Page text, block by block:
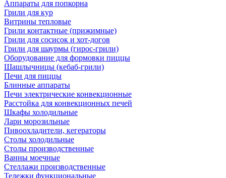
Аппараты для попкорна
Грили для кур
Витрины тепловые
Грили контактные (прижимные)
Грили для сосисок и хот-догов
Грили для шаурмы (гирос-грили)
Оборудование для формовки пиццы
Шашлычницы (кебаб-грили)
Печи для пиццы
Блинные аппараты
Печи электрические конвекционные
Расстойка для конвекционных печей
Шкафы холодильные
Лари морозильные
Пивоохладители, кегераторы
Столы холодильные
Столы производственные
Ванны моечные
Стеллажи производственные
Тележки функциональные